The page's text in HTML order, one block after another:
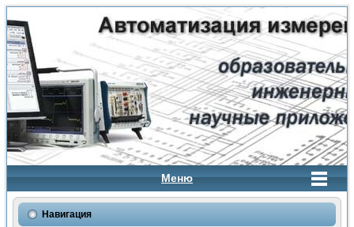
Меню
Навигация